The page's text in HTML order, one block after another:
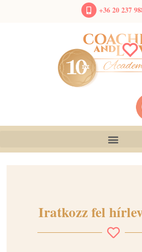
+36 20 237
Iratkozz fel